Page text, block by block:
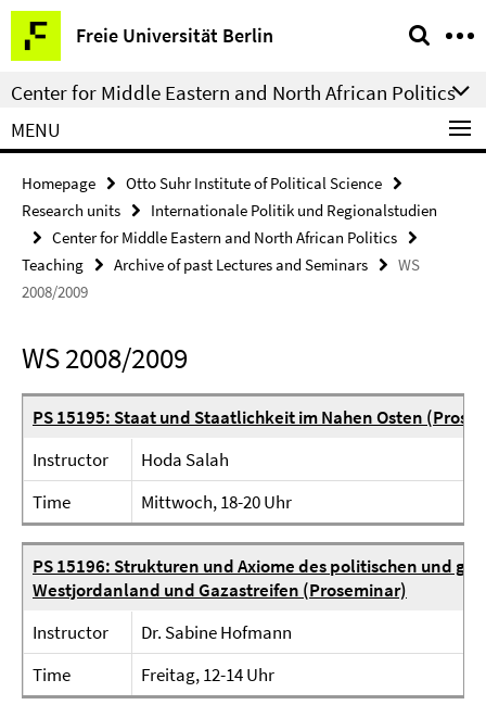
Springe
direkt
zu
Inhalt
Freie Universität Berlin
Service
Navigation
Center for Middle Eastern and North African Politics
MENU
Homepage
Otto Suhr Institute of Political Science
Research units
Internationale Politik und Regionalstudien
Center for Middle Eastern and North African Politics
Teaching
Archive of past Lectures and Seminars
WS
2008/2009
WS 2008/2009
PS 15195: Staat und Staatlichkeit im Nahen Osten
Instructor
Hoda Salah
Time
Mittwoch, 18-20 Uhr
PS 15196: Strukturen und Axiome des politischen und
Westjordanland und Gazastreifen (Proseminar)
Instructor
Dr. Sabine Hofmann
Time
Freitag, 12-14 Uhr